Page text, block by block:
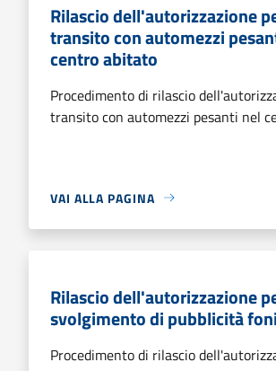
Rilascio dell'autorizzazione
transito con automezzi
centro abitato
Procedimento di rilascio
transito con automezzi pesanti nel
VAI ALLA PAGINA
Rilascio dell'autorizzazione
svolgimento di pubblicità
Procedimento di rilascio